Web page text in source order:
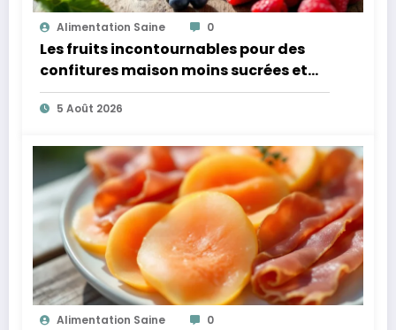
Alimentation Saine 0
Les fruits incontournables pour des
confitures maison moins sucrées et
plus légères
5 Août 2026
Alimentation Saine 0